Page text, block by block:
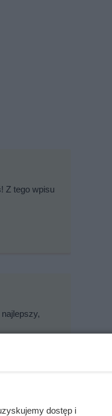
Z tego wpisu
dostęp i